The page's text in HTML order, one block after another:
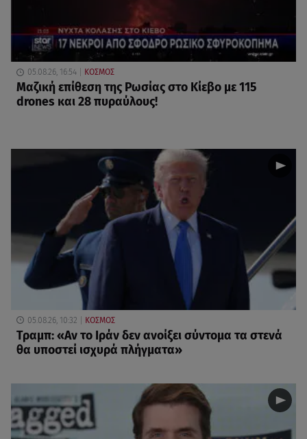
05.08.26, 16:54 ΚΟΣΜΟΣ
Μαζική επίθεση της Ρωσίας στο Κίεβο με 115
drones και 28 πυραύλους!
05.08.26, 10:32 ΚΟΣΜΟΣ
Τραμπ: «Αν το Ιράν δεν ανοίξει σύντομα τα στενά
θα υποστεί ισχυρά πλήγματα»